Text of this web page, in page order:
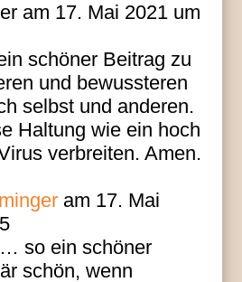
am 17. Mai 2021 um
schöner Beitrag zu
und bewussteren
selbst und anderen.
Haltung wie ein hoch
verbreiten. Amen.
am 17. Mai
so ein schöner
schön, wenn